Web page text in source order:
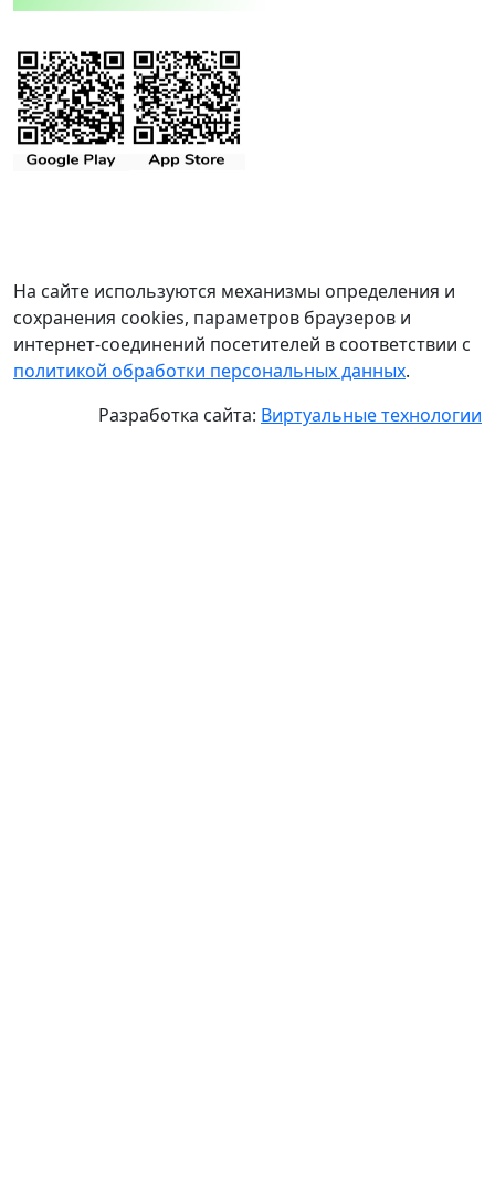
На сайте используются механизмы определения и
сохранения cookies, параметров браузеров и
интернет-соединений посетителей в соответствии с
политикой обработки персональных данных.
Разработка сайта: Виртуальные технологии